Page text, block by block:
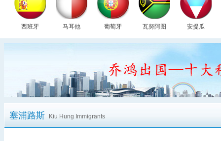
西班牙 马耳他 葡萄牙 瓦努阿图 安提瓜
塞浦路斯 Kiu Hung Immigrants